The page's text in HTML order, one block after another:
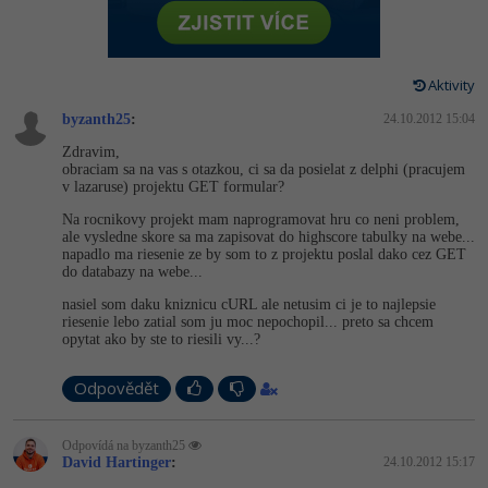
HTML5, CSS3, Bootstrap, SEO
UML a návrhové vzory
React
Spring
ASP.NET MVC
Django
Best practices
Python
HTML / CSS
UML a návrhové vzory
MySQL/MariaDB
MS-SQL
SQLite
Vývojář mobilních aplikací
C# Game developer
Webdesigner
Tester
Systémový administrátor
Grafik / UX/UI návrhář
3D grafik
Databázový analytik
Python -80%
-80%
PHP
C++ -80%
Swift -80%
Kotlin -80%
C -80%
VB.NET
Aktivity
byzanth25: 24.10.2012 15:04
Zdravim,
obraciam sa na vas s otazkou, ci sa da posielat z delphi (pracujem
v lazaruse) projektu GET formular?
Na rocnikovy projekt mam naprogramovat hru co neni problem,
ale vysledne skore sa ma zapisovat do highscore tabulky na webe...
napadlo ma riesenie ze by som to z projektu poslal dako cez GET
do databazy na webe...
nasiel som daku kniznicu cURL ale netusim ci je to najlepsie
riesenie lebo zatial som ju moc nepochopil... preto sa chcem
opytat ako by ste to riesili vy...?
Odpovědět
Odpovídá na byzanth25
David Hartinger: 24.10.2012 15:17